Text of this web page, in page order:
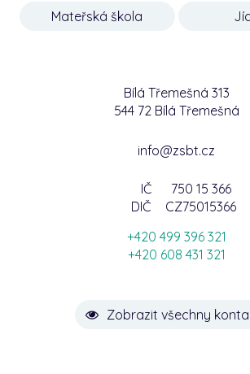
Mateřská škola
Bílá Třemešná 313
544 72 Bílá Třemešná
info@zsbt.cz
IČ
750 15 366
DIČ
CZ75015366
+420 499 396 321
+420 608 431 321
Zobrazit všechny